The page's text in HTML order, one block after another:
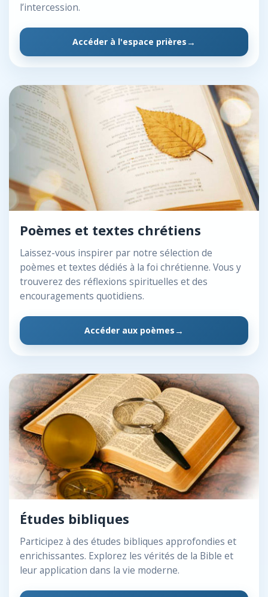
l’intercession.
Accéder à l'espace prières
Poèmes et textes chrétiens
Laissez-vous inspirer par notre sélection de
poèmes et textes dédiés à la foi chrétienne. Vous y
trouverez des réflexions spirituelles et des
encouragements quotidiens.
Accéder aux poèmes
Études bibliques
Participez à des études bibliques approfondies et
enrichissantes. Explorez les vérités de la Bible et
leur application dans la vie moderne.